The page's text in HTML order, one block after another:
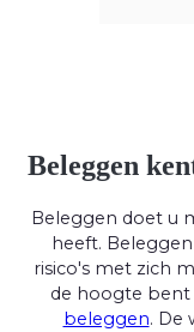
Beleggen
Beleggen doet u
heeft.
risico's met zich
de hoogte bent
beleggen. De